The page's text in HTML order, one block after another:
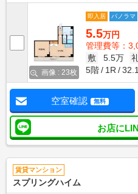
画像 : 23枚
即入居 パノラマ
5.5万円
管理費等：
敷
5.5万
5階
1R
空室確認 無料
お店に
賃貸マンション
スプリングハイム